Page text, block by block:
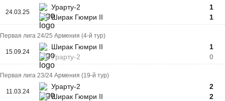
24.03.25
Урарту-2
Ширак Гюмри II
1
1
Первая лига 24/25 Армения (4-й тур)
15.09.24
Ширак Гюмри II
Урарту-2
1
0
Первая лига 23/24 Армения (19-й тур)
11.03.24
Урарту-2
Ширак Гюмри II
2
2